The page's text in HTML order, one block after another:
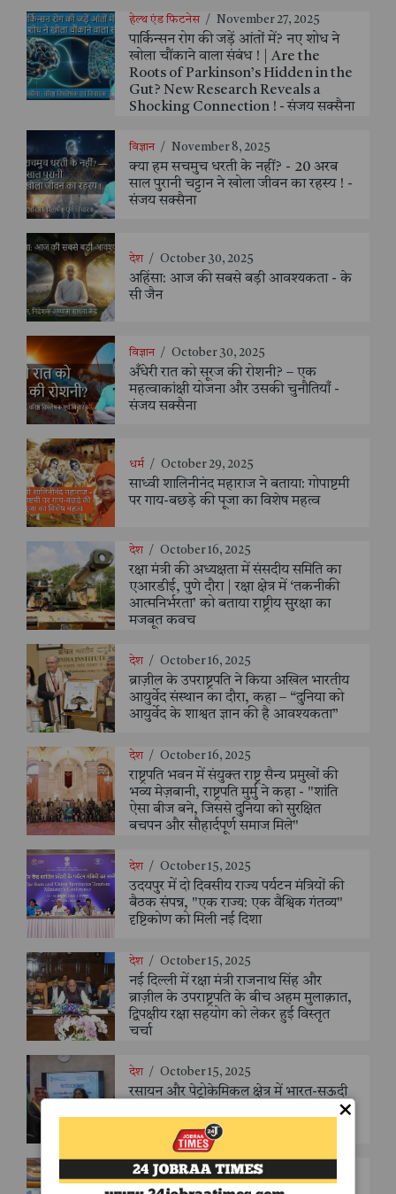
हेल्थ एंड फिटनेस / November 27, 2025
पार्किन्सन रोग की जड़ें आंतों में? नए शोध ने
खोला चौंकाने वाला संबंध ! | Are the
Roots of Parkinson’s Hidden in the
Gut? New Research Reveals a
Shocking Connection ! - संजय सक्सैना
विज्ञान / November 8, 2025
क्या हम सचमुच धरती के नहीं? - 20 अरब
साल पुरानी चट्टान ने खोला जीवन का रहस्य ! -
संजय सक्सैना
देश / October 30, 2025
अहिंसा: आज की सबसे बड़ी आवश्यकता - के
सी जैन
विज्ञान / October 30, 2025
अँधेरी रात को सूरज की रोशनी? – एक
महत्वाकांक्षी योजना और उसकी चुनौतियाँ -
संजय सक्सैना
धर्म / October 29, 2025
साध्वी शालिनीनंद महाराज ने बताया: गोपाष्टमी
पर गाय-बछड़े की पूजा का विशेष महत्व
देश / October 16, 2025
रक्षा मंत्री की अध्यक्षता में संसदीय समिति का
एआरडीई, पुणे दौरा | रक्षा क्षेत्र में ‘तकनीकी
आत्मनिर्भरता’ को बताया राष्ट्रीय सुरक्षा का
मजबूत कवच
देश / October 16, 2025
ब्राज़ील के उपराष्ट्रपति ने किया अखिल भारतीय
आयुर्वेद संस्थान का दौरा, कहा – “दुनिया को
आयुर्वेद के शाश्वत ज्ञान की है आवश्यकता”
देश / October 16, 2025
राष्ट्रपति भवन में संयुक्त राष्ट्र सैन्य प्रमुखों की
भव्य मेज़बानी, राष्ट्रपति मुर्मु ने कहा - "शांति
ऐसा बीज बने, जिससे दुनिया को सुरक्षित
बचपन और सौहार्दपूर्ण समाज मिले"
देश / October 15, 2025
उदयपुर में दो दिवसीय राज्य पर्यटन मंत्रियों की
बैठक संपन्न, "एक राज्य: एक वैश्विक गंतव्य"
दृष्टिकोण को मिली नई दिशा
देश / October 15, 2025
नई दिल्ली में रक्षा मंत्री राजनाथ सिंह और
ब्राज़ील के उपराष्ट्रपति के बीच अहम मुलाक़ात,
द्विपक्षीय रक्षा सहयोग को लेकर हुई विस्तृत
चर्चा
देश / October 15, 2025
रसायन और पेट्रोकेमिकल क्षेत्र में भारत-सऊदी
सहयोग को नई उड़ान, रणनीतिक साझेदारी को
मिली मजबूती
अन्तर्राष्ट्रीय / October 15, 2025
×